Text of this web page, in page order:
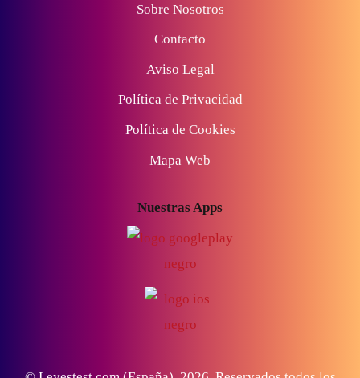
Sobre Nosotros
Contacto
Aviso Legal
Política de Privacidad
Política de Cookies
Mapa Web
Nuestras Apps